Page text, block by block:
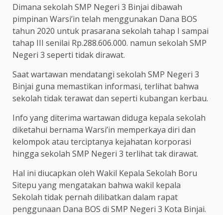
Dimana sekolah SMP Negeri 3 Binjai dibawah
pimpinan Warsi’in telah menggunakan Dana BOS
tahun 2020 untuk prasarana sekolah tahap I sampai
tahap III senilai Rp.288.606.000. namun sekolah SMP
Negeri 3 seperti tidak dirawat.
Saat wartawan mendatangi sekolah SMP Negeri 3
Binjai guna memastikan informasi, terlihat bahwa
sekolah tidak terawat dan seperti kubangan kerbau.
Info yang diterima wartawan diduga kepala sekolah
diketahui bernama Warsi’in memperkaya diri dan
kelompok atau terciptanya kejahatan korporasi
hingga sekolah SMP Negeri 3 terlihat tak dirawat.
Hal ini diucapkan oleh Wakil Kepala Sekolah Boru
Sitepu yang mengatakan bahwa wakil kepala
Sekolah tidak pernah dilibatkan dalam rapat
penggunaan Dana BOS di SMP Negeri 3 Kota Binjai.